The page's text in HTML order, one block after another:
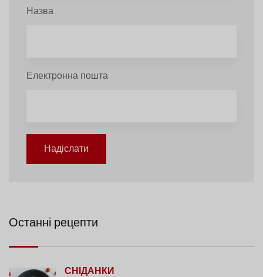
Назва
Електронна пошта
Надіслати
Останні рецепти
СНІДАНКИ